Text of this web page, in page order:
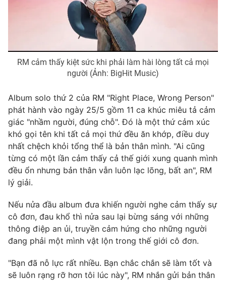
Infographic
Shorts video
VTV Thể thao
VTV Sức khoẻ Bất động sản
Thị trường 24h Tấm lòng Việt
VTV4 Vươn mình bằng AI
VTV9
Liên hệ tòa soạn English
THỜI BÁO VTV
RM cảm thấy kiệt sức khi phải làm hài lòng tất cả mọi
người (Ảnh: BigHit Music)
Album solo thứ 2 của RM "Right Place, Wrong Person"
phát hành vào ngày 25/5 gồm 11 ca khúc miêu tả cảm
giác "nhầm người, đúng chỗ". Đó là một thứ cảm xúc
khó gọi tên khi tất cả mọi thứ đều ăn khớp, điều duy
nhất chệch khỏi tổng thể là bản thân mình. "Ai cũng
từng có một lần cảm thấy cả thế giới xung quanh mình
đều ổn nhưng bản thân vẫn luôn lạc lõng, bất an", RM
lý giải.
Nếu nửa đầu album đưa khiến người nghe cảm thấy sự
cô đơn, đau khổ thì nửa sau lại bừng sáng với những
thông điệp an ủi, truyền cảm hứng cho những người
đang phải một mình vật lộn trong thế giới cô đơn.
"Bạn đã nỗ lực rất nhiều. Bạn chắc chắn sẽ làm tốt và
sẽ luôn rạng rỡ hơn tôi lúc này", RM nhắn gửi bản thân